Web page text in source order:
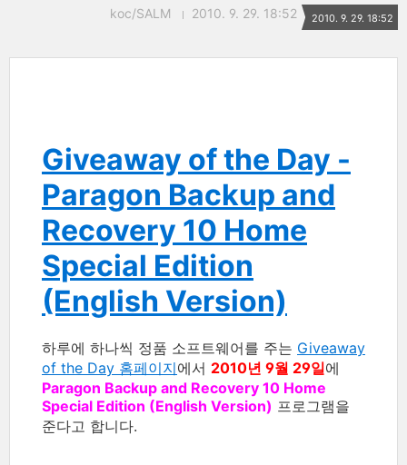
koc/SALM 2010. 9. 29. 18:52 2010. 9. 29. 18:52
Giveaway of the Day -
Paragon Backup and
Recovery 10 Home
Special Edition
(English Version)
하루에 하나씩 정품 소프트웨어를 주는 Giveaway
of the Day 홈페이지에서 2010년 9월 29일에
Paragon Backup and Recovery 10 Home
Special Edition (English Version) 프로그램을
준다고 합니다.